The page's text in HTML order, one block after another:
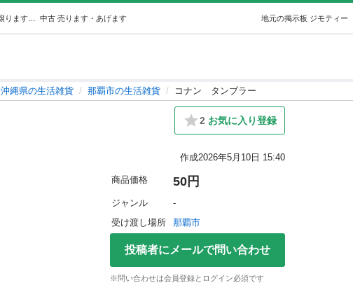
中古 売ります・あげます 地元の掲示板 ジモティー
沖縄県の生活雑貨 那覇市の生活雑貨 コナン タンブラー
2 お気に入り登録
作成2026年5月10日 15:40
商品価格 50円
ジャンル
-
受け渡し場所
那覇市
投稿者にメールで問い合わせ
※問い合わせは会員登録とログイン必須です